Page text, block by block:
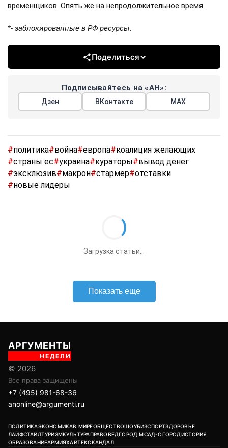
временщиков. Опять же на непродолжительное время.
*- заблокированные в РФ ресурсы.
Поделиться
Подписывайтесь на «АН»:
Дзен ВКонтакте МАХ
#политика#война#европа#коалиция желающих
#страны ес#украина#кураторы#вывод денег
#эксклюзив#макрон#стармер#отставки
#новые лидеры
Путин провёл встречу с Трутневым по